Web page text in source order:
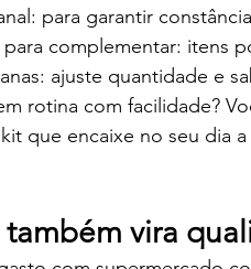
para garantir
complementar: itens
ajuste quantidade e
rotina com facilidade?
que encaixe no seu dia a
vira